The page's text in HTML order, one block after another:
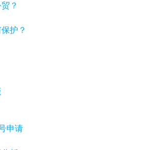
？
护？
申请